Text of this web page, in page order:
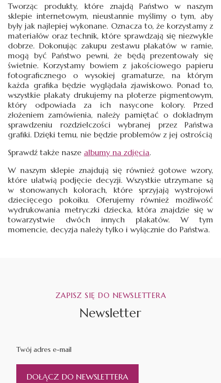
Tworząc produkty, które znajdą Państwo w naszym
sklepie internetowym, nieustannie myślimy o tym, aby
były jak najlepiej wykonane. Oznacza to, że korzystamy z
materiałów oraz technik, które sprawdzają się niezwykle
dobrze. Dokonując zakupu zestawu plakatów w ramie,
mogą być Państwo pewni, że będą prezentowały się
świetnie. Korzystamy bowiem z jakościowego papieru
fotograficznego o wysokiej gramaturze, na którym
każda grafika będzie wyglądała zjawiskowo. Ponad to,
wszystkie plakaty drukujemy na ploterze pigmentowym,
który odpowiada za ich nasycone kolory. Przed
złożeniem zamówienia, należy pamiętać o dokładnym
sprawdzeniu rozdzielczości wybranej przez Państwa
grafiki. Dzięki temu, nie będzie problemów z jej ostrością
Sprawdź także nasze albumy na zdjęcia.
W naszym sklepie znajdują się również gotowe wzory,
które ułatwią podjęcie decyzji. Wszystkie utrzymane są
w stonowanych kolorach, które sprzyjają wystrojowi
dziecięcego pokoiku. Oferujemy również możliwość
wydrukowania metryczki dziecka, która znajdzie się w
towarzystwie dwóch innych plakatów. W tym
momencie, decyzja należy tylko i wyłącznie do Państwa.
ZAPISZ SIĘ DO NEWSLETTERA
Newsletter
Twój adres e-mail
DOŁĄCZ DO NEWSLETTERA